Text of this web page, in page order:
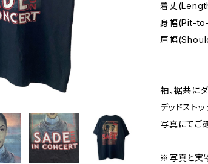
着丈
身幅(Pit-
肩幅
袖、裾共に
デッドストッ
写真にてご
※写真と実